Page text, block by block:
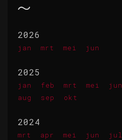
2026
jan mrt mei jun
2025
jan feb mrt mei jun
aug
sep okt
2024
mrt apr mei jun jul